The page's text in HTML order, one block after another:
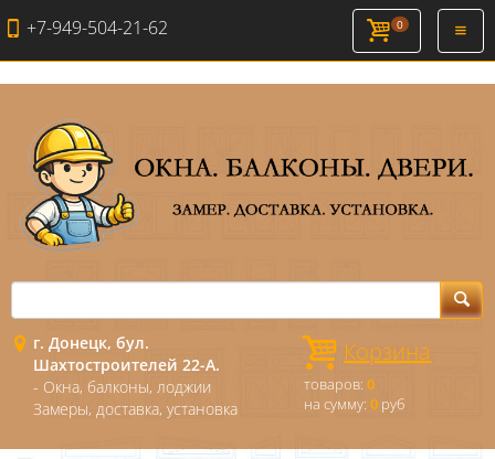
+7-949-504-21-62 0
г. Донецк, бул.
Шахтостроителей 22-А.
- Окна, балконы, лоджии
Замеры, доставка, установка
Корзина
товаров:0
на сумму:0 руб